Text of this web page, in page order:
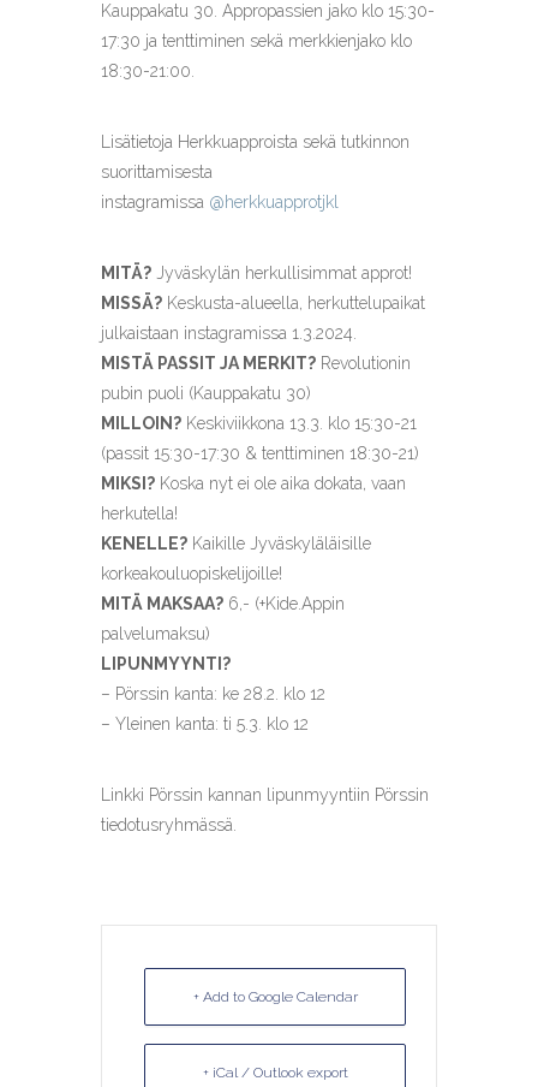
Kauppakatu 30. Appropassien jako klo 15:30-
17:30 ja tenttiminen sekä merkkienjako klo
18:30-21:00.
Lisätietoja Herkkuapproista sekä tutkinnon
suorittamisesta
instagramissa @herkkuapprotjkl
MITÄ? Jyväskylän herkullisimmat approt!
MISSÄ? Keskusta-alueella, herkuttelupaikat
julkaistaan instagramissa 1.3.2024.
MISTÄ PASSIT JA MERKIT? Revolutionin
pubin puoli (Kauppakatu 30)
MILLOIN? Keskiviikkona 13.3. klo 15:30-21
(passit 15:30-17:30 & tenttiminen 18:30-21)
MIKSI? Koska nyt ei ole aika dokata, vaan
herkutella!
KENELLE? Kaikille Jyväskyläläisille
korkeakouluopiskelijoille!
MITÄ MAKSAA? 6,- (+Kide.Appin
palvelumaksu)
LIPUNMYYNTI?
– Pörssin kanta: ke 28.2. klo 12
– Yleinen kanta: ti 5.3. klo 12
Linkki Pörssin kannan lipunmyyntiin Pörssin
tiedotusryhmässä.
+ Add to Google Calendar
+ iCal / Outlook export